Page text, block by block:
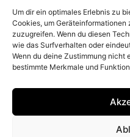
Um dir ein optimales Erlebnis zu
Cookies, um
zuzugreifen. Wenn du diesen
wie das Surfverhalten oder
Wenn du deine Zustimmung
bestimmte Merkmale und
politischen und
Mit Zürich verbindet
der damaligen
Read | Download